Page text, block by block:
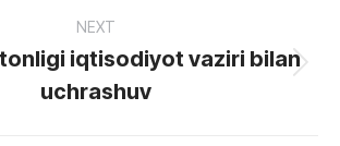
NEXT
post:
iqtisodiyot vaziri bilan
uchrashuv